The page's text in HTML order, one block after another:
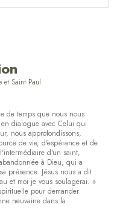
et Saint Paul
de temps que nous nous
dialogue avec Celui qui
nous approfondissons,
de vie, d'espérance et de
d'un saint,
à Dieu, qui a
présence. Jésus nous a dit :
et moi je vous soulagerai. »
pour demander
neuvaine dans la